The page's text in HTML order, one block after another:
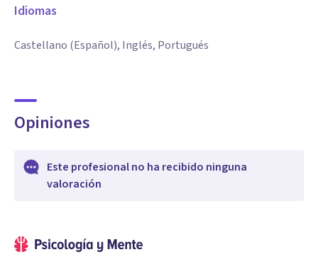
Idiomas
Castellano (Español), Inglés, Portugués
Opiniones
Este profesional no ha recibido ninguna
valoración